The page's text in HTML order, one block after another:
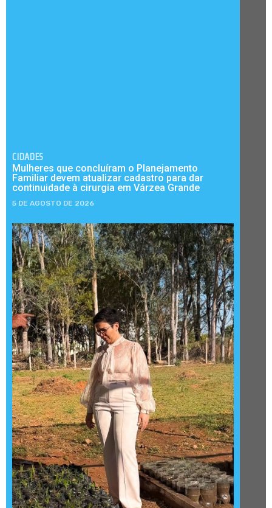
CIDADES
Mulheres que concluíram o Planejamento
Familiar devem atualizar cadastro para dar
continuidade à cirurgia em Várzea Grande
5 DE AGOSTO DE 2026